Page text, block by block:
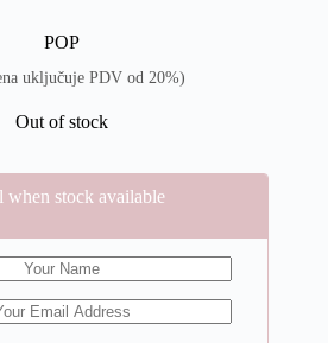
POP
uključuje PDV od 20%)
Out of stock
when stock available